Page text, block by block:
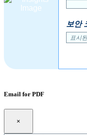
보안
Email for PDF
×